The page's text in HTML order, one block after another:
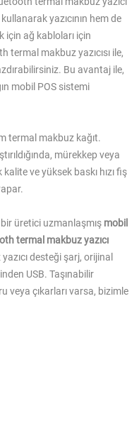
yazıcının hem de
için ağ kabloları için
termal makbuz yazıcısı ile,
Bu avantaj ile,
mobil POS sistemi
termal makbuz kağıt.
mürekkep veya
ve yüksek baskı hızı fiş
bir üretici uzmanlaşmış mobil
termal makbuz yazıcı
desteği şarj, orijinal
USB. Taşınabilir
veya çıkarları varsa, bizimle